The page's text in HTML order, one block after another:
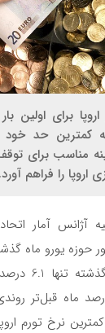
برای اولین
به کمترین حد
مناسب برای
را فراهم آورد.
آژانس آمار
در 20 کشور حوزه یورو
زمان مشابه
و نسبت به 7 درصد ماه